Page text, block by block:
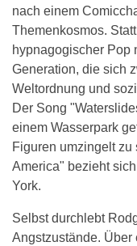
nach einem
Themenkosmos.
hypnagogischer Pop
Generation, die sich
Weltordnung und
Der Song
einem Wasserpark
Figuren umzingelt zu
America" bezieht
York.
Selbst durchlebt
Angstzustände.